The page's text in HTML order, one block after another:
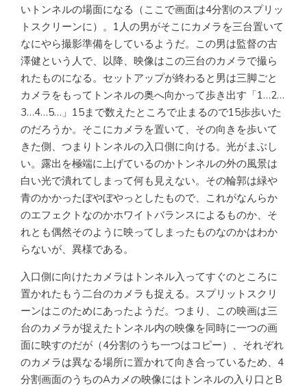
いトンネルの場面になる（ここで画面は4分割のスプリッ
トスクリーンに）。1人の男がそこにカメラを三台置いて
なにやら撮影準備をしているようだ。この男は監督の古
澤健という人で、以降、映像はこの三台のカメラで撮ら
れたものになる。セットアップが終わると男は三脚ごと
カメラをもってトンネルの奥へ向かって歩き出す「1…2…
3…4…5…」15まで数えたところで止まるので15歩歩いた
のだろうか。そこにカメラを置いて、その向きを歩いて
きた側、つまりトンネルの入口側に向ける。光がまぶし
い。露出を極端に上げているのかトンネルの外の風景は
白い光で潰れてしまって何も見えない。その輪郭は緑や
青のかかったぼやぼやっとしたもので、これがなんらか
のエフェクトなのかホワイトバランスによるものか、そ
れとも偶然そのように映ってしまったものなのかはわか
らないが、異様である。
入口側に向けたカメラはトンネル入ってすぐのところに
置かれたもう二台のカメラも捉える。スプリットスクリ
ーンはこのためにあったようだ。つまり、この映画は三
台のカメラが捉えたトンネル内の映像を同時に一つの画
面に映すのだが（4分割のうち一つはコピー）、それぞれ
のカメラは異なる場所に置かれて向き合っているため、4
分割画面のうちのAカメの映像にはトンネルの入り口とB